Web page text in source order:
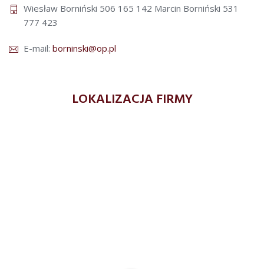
Wiesław Borniński 506 165 142 Marcin Borniński 531
777 423
E-mail: borninski@op.pl
LOKALIZACJA FIRMY